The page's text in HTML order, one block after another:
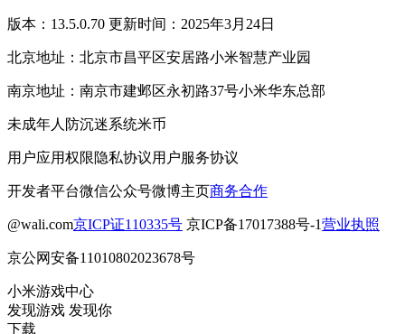
版本：13.5.0.70 更新时间：2025年3月24日
北京地址：北京市昌平区安居路小米智慧产业园
南京地址：南京市建邺区永初路37号小米华东总部
未成年人防沉迷系统米币
用户应用权限隐私协议用户服务协议
开发者平台微信公众号微博主页商务合作
@wali.com京ICP证110335号 京ICP备17017388号-1营业执照
京公网安备11010802023678号
小米游戏中心
发现游戏 发现你
下载